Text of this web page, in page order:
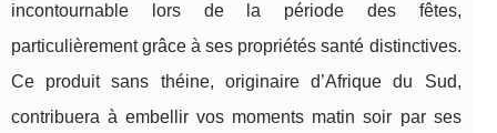
incontournable lors de la période des fêtes,
particulièrement grâce à ses propriétés santé distinctives.
Ce produit sans théine, originaire d’Afrique du Sud,
contribuera à embellir vos moments matin soir par ses